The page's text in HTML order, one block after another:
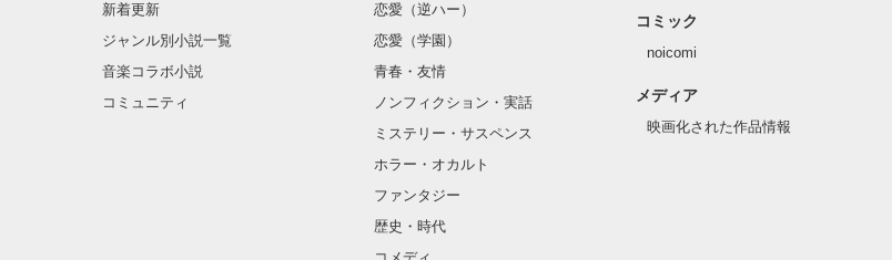
新着更新
ジャンル別小説一覧
音楽コラボ小説
コミュニティ
恋愛（逆ハー）
恋愛（学園）
青春・友情
ノンフィクション・実話
ミステリー・サスペンス
ホラー・オカルト
ファンタジー
歴史・時代
コミック
noicomi
メディア
映画化された作品情報